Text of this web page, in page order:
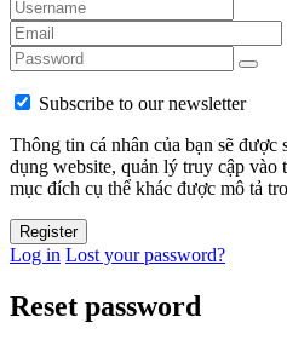
Subscribe to our newsletter
Thông tin cá nhân của bạn sẽ được
dụng website, quản lý truy cập vào
mục đích cụ thể khác được mô tả
Log in Lost your password?
Reset password